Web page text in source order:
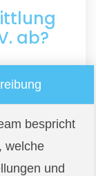
ab?
bespricht
welche
und